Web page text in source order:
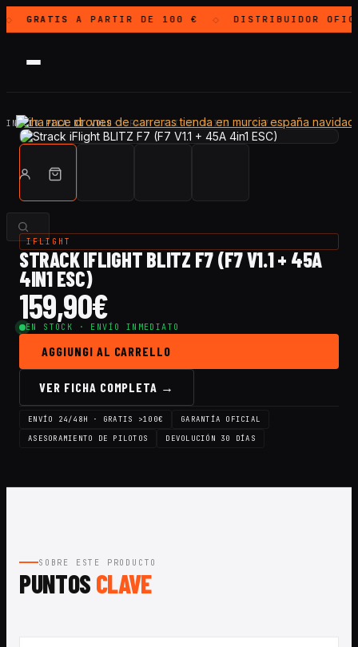
◇ GRATISA PARTIR DE 100 € ◇ DISTRIBUIDOR
INICIO· PILA DI VOLO ·STRACK IFLIGHT BLITZ F7 (F7 V1.1…
IFLIGHT
STRACK IFLIGHT BLITZ F7 (F7 V1.1 + 45A
4IN1 ESC)
159,90€
EN STOCK · ENVÍO INMEDIATO
AGGIUNGI AL CARRELLO
VER FICHA COMPLETA →
ENVÍO 24/48H · GRATIS >100€
GARANTÍA OFICIAL
ASESORAMIENTO DE PILOTOS
DEVOLUCIÓN 30 DÍAS
SOBRE ESTE PRODUCTO
PUNTOS CLAVE